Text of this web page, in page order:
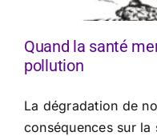
Quand la santé
pollution
La dégradation de
conséquences sur la